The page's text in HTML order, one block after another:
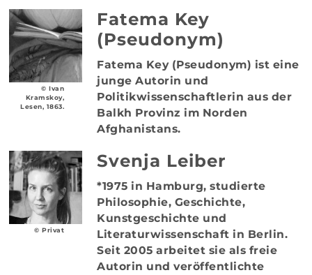
© Ivan
Kramskoy,
Lesen, 1863.
Fatema Key
(Pseudonym)
Fatema Key (Pseudonym) ist eine
junge Autorin und
Politikwissenschaftlerin aus der
Balkh Provinz im Norden
Afghanistans.
© Privat
Svenja Leiber
*1975 in Hamburg, studierte
Philosophie, Geschichte,
Kunstgeschichte und
Literaturwissenschaft in Berlin.
Seit 2005 arbeitet sie als freie
Autorin und veröffentlichte